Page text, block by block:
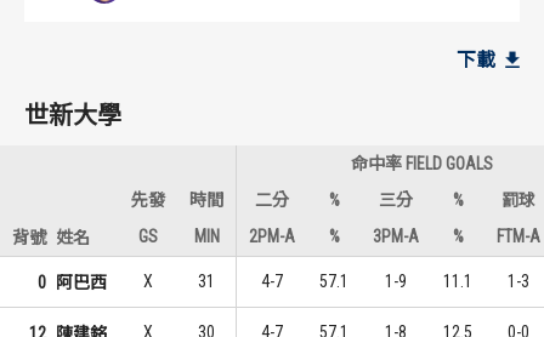
1
伊波卡 5
臺灣師大
1 黃建智 10
1
李威廷 1
臺灣師大
1 林仕軒 5
下載
世新大學
命中率 FIELD GOALS
先發
時間 二分 % 三分 %
罰球
背號 姓名 GS MIN 2PM-A % 3PM-A % FTM-A
0 阿巴西 X 31 4-7 57.1 1-9 11.1 1-3
12 陳建銘 X 30 4-7 57.1 1-8 12.5 0-0